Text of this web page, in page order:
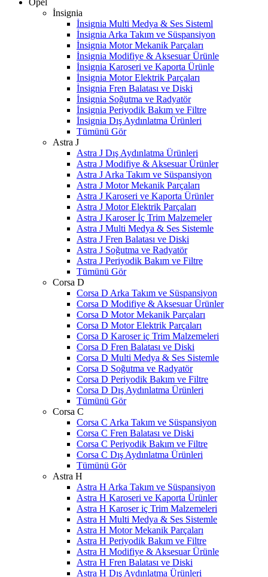
Opel
İnsignia
İnsignia Multi Medya & Ses Sisteml
İnsignia Arka Takım ve Süspansiyon
İnsignia Motor Mekanik Parçaları
İnsignia Modifiye & Aksesuar Ürünle
İnsignia Karoseri ve Kaporta Ürünle
İnsignia Motor Elektrik Parçaları
İnsignia Fren Balatası ve Diski
İnsignia Soğutma ve Radyatör
İnsignia Periyodik Bakım ve Filtre
İnsignia Dış Aydınlatma Ürünleri
Tümünü Gör
Astra J
Astra J Dış Aydınlatma Ürünleri
Astra J Modifiye & Aksesuar Ürünler
Astra J Arka Takım ve Süspansiyon
Astra J Motor Mekanik Parçaları
Astra J Karoseri ve Kaporta Ürünler
Astra J Motor Elektrik Parçaları
Astra J Karoser İç Trim Malzemeler
Astra J Multi Medya & Ses Sistemle
Astra J Fren Balatası ve Diski
Astra J Soğutma ve Radyatör
Astra J Periyodik Bakım ve Filtre
Tümünü Gör
Corsa D
Corsa D Arka Takım ve Süspansiyon
Corsa D Modifiye & Aksesuar Ürünler
Corsa D Motor Mekanik Parçaları
Corsa D Motor Elektrik Parçaları
Corsa D Karoser iç Trim Malzemeleri
Corsa D Fren Balatası ve Diski
Corsa D Multi Medya & Ses Sistemle
Corsa D Soğutma ve Radyatör
Corsa D Periyodik Bakım ve Filtre
Corsa D Dış Aydınlatma Ürünleri
Tümünü Gör
Corsa C
Corsa C Arka Takım ve Süspansiyon
Corsa C Fren Balatası ve Diski
Corsa C Periyodik Bakım ve Filtre
Corsa C Dış Aydınlatma Ürünleri
Tümünü Gör
Astra H
Astra H Arka Takım ve Süspansiyon
Astra H Karoseri ve Kaporta Ürünler
Astra H Karoser iç Trim Malzemeleri
Astra H Multi Medya & Ses Sistemle
Astra H Motor Mekanik Parçaları
Astra H Periyodik Bakım ve Filtre
Astra H Modifiye & Aksesuar Ürünle
Astra H Fren Balatası ve Diski
Astra H Dış Aydınlatma Ürünleri